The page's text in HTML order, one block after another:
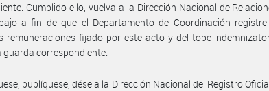
Cumplido ello, vuelva a la Dirección Nacional de
a fin de que el Departamento de Coordinación registre
remuneraciones fijado por este acto y del tope
correspondiente.
publíquese, dése a la Dirección Nacional del Registro